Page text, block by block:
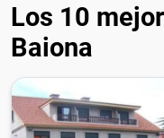
Los 10
Baiona